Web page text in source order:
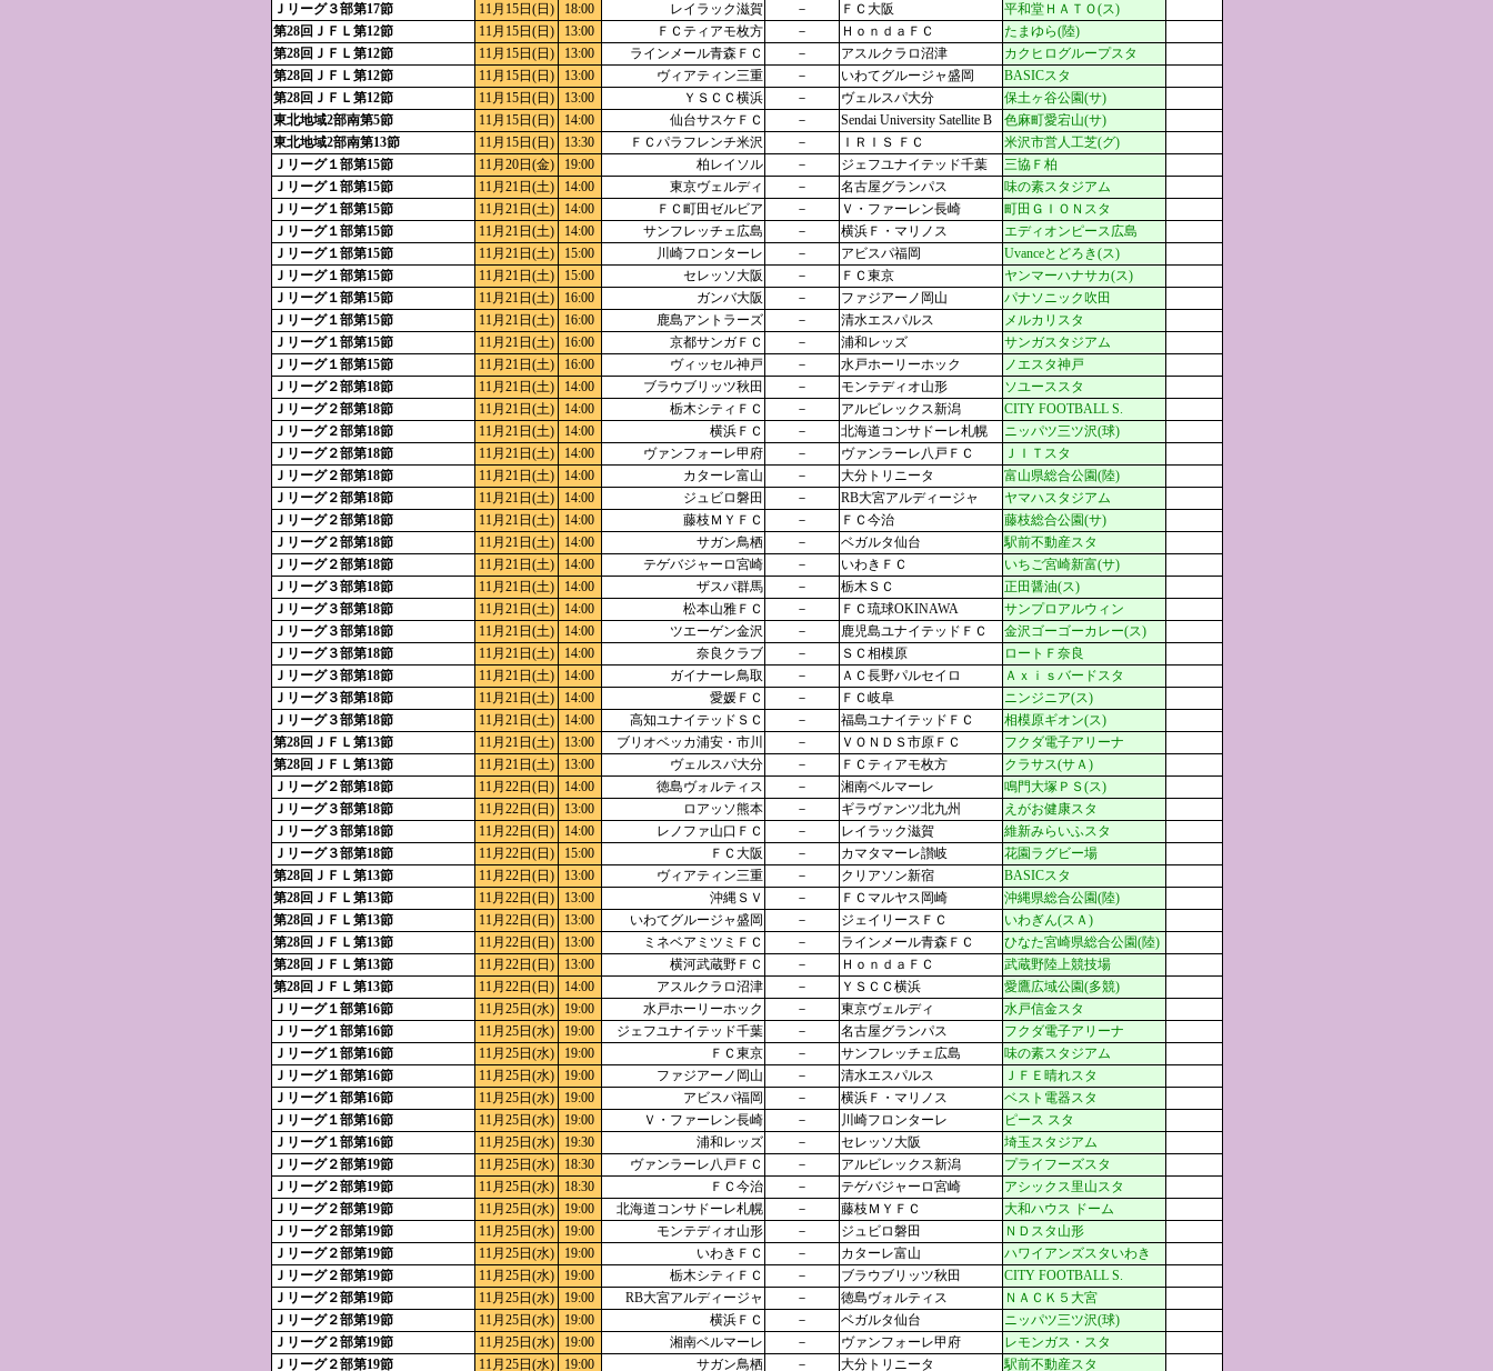
Ｊリーグ３部第17節
11月15日(日) 18:00 レイラック滋賀 － ＦＣ大阪
平和堂ＨＡＴＯ(ス)
第28回ＪＦＬ第12節
11月15日(日) 13:00 ＦＣティアモ枚方 － ＨｏｎｄａＦＣ
たまゆら(陸)
第28回ＪＦＬ第12節
11月15日(日) 13:00 ラインメール青森ＦＣ － アスルクラロ沼津
カクヒログループスタ
第28回ＪＦＬ第12節
11月15日(日) 13:00 ヴィアティン三重 － いわてグルージャ盛岡
BASICスタ
第28回ＪＦＬ第12節
11月15日(日) 13:00 ＹＳＣＣ横浜 － ヴェルスパ大分
保土ヶ谷公園(サ)
東北地域2部南第5節
11月15日(日) 14:00 仙台サスケＦＣ － Sendai University Satellite B
色麻町愛宕山(サ)
東北地域2部南第13節
11月15日(日) 13:30 ＦＣパラフレンチ米沢 － ＩＲＩＳ ＦＣ
米沢市営人工芝(グ)
Ｊリーグ１部第15節
11月20日(金) 19:00 柏レイソル － ジェフユナイテッド千葉
三協Ｆ柏
Ｊリーグ１部第15節
11月21日(土) 14:00 東京ヴェルディ － 名古屋グランパス
味の素スタジアム
Ｊリーグ１部第15節
11月21日(土) 14:00 ＦＣ町田ゼルビア － Ｖ・ファーレン長崎
町田ＧＩＯＮスタ
Ｊリーグ１部第15節
11月21日(土) 14:00 サンフレッチェ広島 － 横浜Ｆ・マリノス
エディオンピース広島
Ｊリーグ１部第15節
11月21日(土) 15:00 川崎フロンターレ － アビスパ福岡
Uvanceとどろき(ス)
Ｊリーグ１部第15節
11月21日(土) 15:00 セレッソ大阪 － ＦＣ東京
ヤンマーハナサカ(ス)
Ｊリーグ１部第15節
11月21日(土) 16:00 ガンバ大阪 － ファジアーノ岡山
パナソニック吹田
Ｊリーグ１部第15節
11月21日(土) 16:00 鹿島アントラーズ － 清水エスパルス
メルカリスタ
Ｊリーグ１部第15節
11月21日(土) 16:00 京都サンガＦＣ － 浦和レッズ
サンガスタジアム
Ｊリーグ１部第15節
11月21日(土) 16:00 ヴィッセル神戸 － 水戸ホーリーホック
ノエスタ神戸
Ｊリーグ２部第18節
11月21日(土) 14:00 ブラウブリッツ秋田 － モンテディオ山形
ソユーススタ
Ｊリーグ２部第18節
11月21日(土) 14:00 栃木シティＦＣ － アルビレックス新潟
CITY FOOTBALL S.
Ｊリーグ２部第18節
11月21日(土) 14:00 横浜ＦＣ － 北海道コンサドーレ札幌
ニッパツ三ツ沢(球)
Ｊリーグ２部第18節
11月21日(土) 14:00 ヴァンフォーレ甲府 － ヴァンラーレ八戸ＦＣ
ＪＩＴスタ
Ｊリーグ２部第18節
11月21日(土) 14:00 カターレ富山 － 大分トリニータ
富山県総合公園(陸)
Ｊリーグ２部第18節
11月21日(土) 14:00 ジュビロ磐田 － RB大宮アルディージャ
ヤマハスタジアム
Ｊリーグ２部第18節
11月21日(土) 14:00 藤枝ＭＹＦＣ － ＦＣ今治
藤枝総合公園(サ)
Ｊリーグ２部第18節
11月21日(土) 14:00 サガン鳥栖 － ベガルタ仙台
駅前不動産スタ
Ｊリーグ２部第18節
11月21日(土) 14:00 テゲバジャーロ宮崎 － いわきＦＣ
いちご宮崎新富(サ)
Ｊリーグ３部第18節
11月21日(土) 14:00 ザスパ群馬 － 栃木ＳＣ
正田醤油(ス)
Ｊリーグ３部第18節
11月21日(土) 14:00 松本山雅ＦＣ － ＦＣ琉球OKINAWA
サンプロアルウィン
Ｊリーグ３部第18節
11月21日(土) 14:00 ツエーゲン金沢 － 鹿児島ユナイテッドＦＣ
金沢ゴーゴーカレー(ス)
Ｊリーグ３部第18節
11月21日(土) 14:00 奈良クラブ － ＳＣ相模原
ロートＦ奈良
Ｊリーグ３部第18節
11月21日(土) 14:00 ガイナーレ鳥取 － ＡＣ長野パルセイロ
Ａｘｉｓバードスタ
Ｊリーグ３部第18節
11月21日(土) 14:00 愛媛ＦＣ － ＦＣ岐阜
ニンジニア(ス)
Ｊリーグ３部第18節
11月21日(土) 14:00 高知ユナイテッドＳＣ － 福島ユナイテッドＦＣ
相模原ギオン(ス)
第28回ＪＦＬ第13節
11月21日(土) 13:00 ブリオベッカ浦安・市川 － ＶＯＮＤＳ市原ＦＣ
フクダ電子アリーナ
第28回ＪＦＬ第13節
11月21日(土) 13:00 ヴェルスパ大分 － ＦＣティアモ枚方
クラサス(サＡ)
Ｊリーグ２部第18節
11月22日(日) 14:00 徳島ヴォルティス － 湘南ベルマーレ
鳴門大塚ＰＳ(ス)
Ｊリーグ３部第18節
11月22日(日) 13:00 ロアッソ熊本 － ギラヴァンツ北九州
えがお健康スタ
Ｊリーグ３部第18節
11月22日(日) 14:00 レノファ山口ＦＣ － レイラック滋賀
維新みらいふスタ
Ｊリーグ３部第18節
11月22日(日) 15:00 ＦＣ大阪 － カマタマーレ讃岐
花園ラグビー場
第28回ＪＦＬ第13節
11月22日(日) 13:00 ヴィアティン三重 － クリアソン新宿
BASICスタ
第28回ＪＦＬ第13節
11月22日(日) 13:00 沖縄ＳＶ － ＦＣマルヤス岡崎
沖縄県総合公園(陸)
第28回ＪＦＬ第13節
11月22日(日) 13:00 いわてグルージャ盛岡 － ジェイリースＦＣ
いわぎん(スＡ)
第28回ＪＦＬ第13節
11月22日(日) 13:00 ミネベアミツミＦＣ － ラインメール青森ＦＣ
ひなた宮崎県総合公園(陸)
第28回ＪＦＬ第13節
11月22日(日) 13:00 横河武蔵野ＦＣ － ＨｏｎｄａＦＣ
武蔵野陸上競技場
第28回ＪＦＬ第13節
11月22日(日) 14:00 アスルクラロ沼津 － ＹＳＣＣ横浜
愛鷹広域公園(多競)
Ｊリーグ１部第16節
11月25日(水) 19:00 水戸ホーリーホック － 東京ヴェルディ
水戸信金スタ
Ｊリーグ１部第16節
11月25日(水) 19:00 ジェフユナイテッド千葉 － 名古屋グランパス
フクダ電子アリーナ
Ｊリーグ１部第16節
11月25日(水) 19:00 ＦＣ東京 － サンフレッチェ広島
味の素スタジアム
Ｊリーグ１部第16節
11月25日(水) 19:00 ファジアーノ岡山 － 清水エスパルス
ＪＦＥ晴れスタ
Ｊリーグ１部第16節
11月25日(水) 19:00 アビスパ福岡 － 横浜Ｆ・マリノス
ベスト電器スタ
Ｊリーグ１部第16節
11月25日(水) 19:00 Ｖ・ファーレン長崎 － 川崎フロンターレ
ピース スタ
Ｊリーグ１部第16節
11月25日(水) 19:30 浦和レッズ － セレッソ大阪
埼玉スタジアム
Ｊリーグ２部第19節
11月25日(水) 18:30 ヴァンラーレ八戸ＦＣ － アルビレックス新潟
プライフーズスタ
Ｊリーグ２部第19節
11月25日(水) 18:30 ＦＣ今治 － テゲバジャーロ宮崎
アシックス里山スタ
Ｊリーグ２部第19節
11月25日(水) 19:00 北海道コンサドーレ札幌 － 藤枝ＭＹＦＣ
大和ハウス ドーム
Ｊリーグ２部第19節
11月25日(水) 19:00 モンテディオ山形 － ジュビロ磐田
ＮＤスタ山形
Ｊリーグ２部第19節
11月25日(水) 19:00 いわきＦＣ － カターレ富山
ハワイアンズスタいわき
Ｊリーグ２部第19節
11月25日(水) 19:00 栃木シティＦＣ － ブラウブリッツ秋田
CITY FOOTBALL S.
Ｊリーグ２部第19節
11月25日(水) 19:00 RB大宮アルディージャ － 徳島ヴォルティス
ＮＡＣＫ５大宮
Ｊリーグ２部第19節
11月25日(水) 19:00 横浜ＦＣ － ベガルタ仙台
ニッパツ三ツ沢(球)
Ｊリーグ２部第19節
11月25日(水) 19:00 湘南ベルマーレ － ヴァンフォーレ甲府
レモンガス・スタ
Ｊリーグ２部第19節
11月25日(水) 19:00 サガン鳥栖 － 大分トリニータ 駅前不動産スタ